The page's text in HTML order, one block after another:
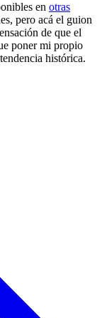
en otras
pero acá el guion
de que el
poner mi propio
histórica.